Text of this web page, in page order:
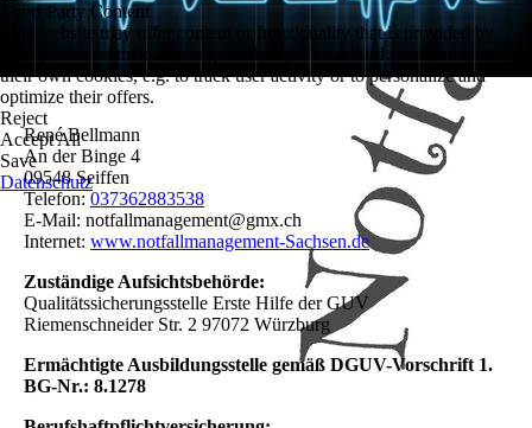
René Bellmann
An der Binge 4
09548 Seiffen
Telefon: 037362883538
E-Mail: notfallmanagement@gmx.ch
Internet: www.notfallmanagement-Sachsen.de
Zuständige Aufsichtsbehörde:
Qualitätssicherungsstelle Erste Hilfe der GUV
Riemenschneider Str. 2 97072 Würzburg
Ermächtigte Ausbildungsstelle gemäß DGUV-Vorschrift 1.
BG-Nr.: 8.1278
Third Party Content
This website may offer content or functionality that is provided by
third parties on their own responsibility. These third parties may set
their own cookies, e.g. to track user activity or to personalize and
optimize their offers.
Reject
Accept All
Save
Datenschutz